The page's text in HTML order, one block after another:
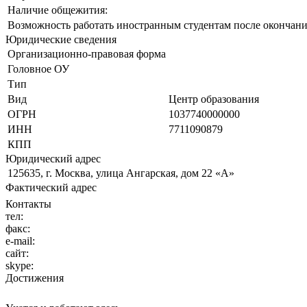
Наличие общежития:
Возможность работать иностранным студентам после
Юридические сведения
Организационно-правовая форма
Головное ОУ
Тип
Вид
Центр образования
ОГРН
1037740000000
ИНН
7711090879
КПП
Юридический адрес
125635, г. Москва, улица Ангарская, дом 22 «А»
Фактический адрес
Контакты
тел:
факс:
e-mail:
сайт:
skype:
Достижения